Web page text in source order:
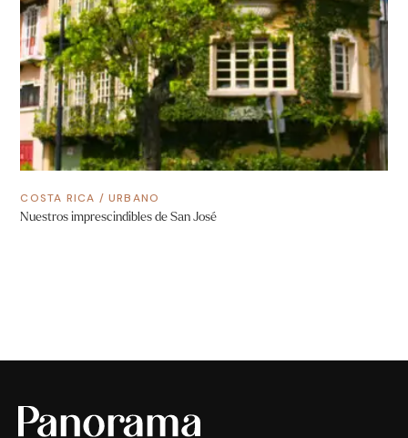
COSTA RICA /URBANO
Nuestros imprescindibles de San José